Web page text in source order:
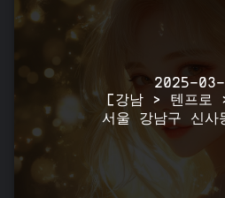
2025-
[강남 > 텐프로
서울 강남구 신